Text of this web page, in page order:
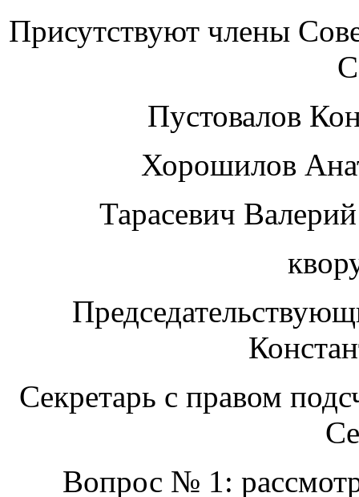
Присутствуют члены
Пустовалов
Хорошилов
Тарасевич
Секретарь с правом
Вопрос № 1: